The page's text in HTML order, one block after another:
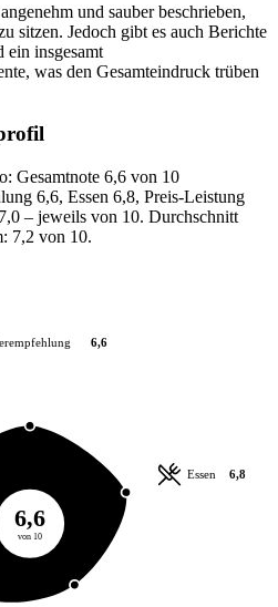
und sauber beschrieben,
sitzen. Jedoch gibt es auch Berichte
ein insgesamt
was den Gesamteindruck trüben
Gesamtnote 6,6 von 10
6,6, Essen 6,8, Preis-Leistung
– jeweils von 10. Durchschnitt
7,2 von 10.
6,6
von 10
6,6
Essen 6,8